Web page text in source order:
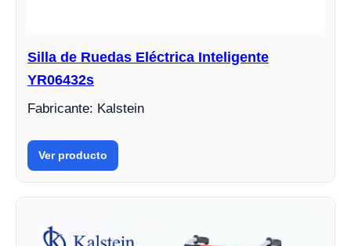
Silla de Ruedas Eléctrica Inteligente
YR06432s
Fabricante: Kalstein
Ver producto